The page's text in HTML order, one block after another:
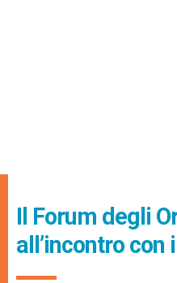
Il Forum degli
all’incontro con